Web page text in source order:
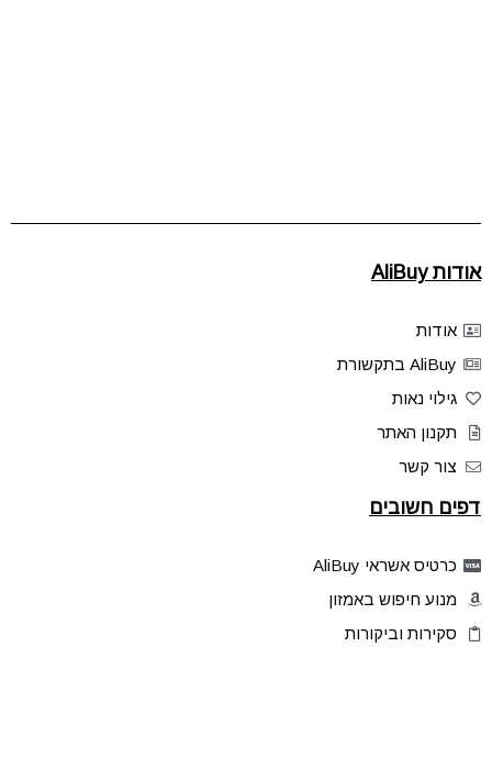
אודות AliBuy
אודות
AliBuy בתקשורת
גילוי נאות
תקנון האתר
צור קשר
דפים חשובים
כרטיס אשראי AliBuy
מנוע חיפוש באמזון
סקירות וביקורות